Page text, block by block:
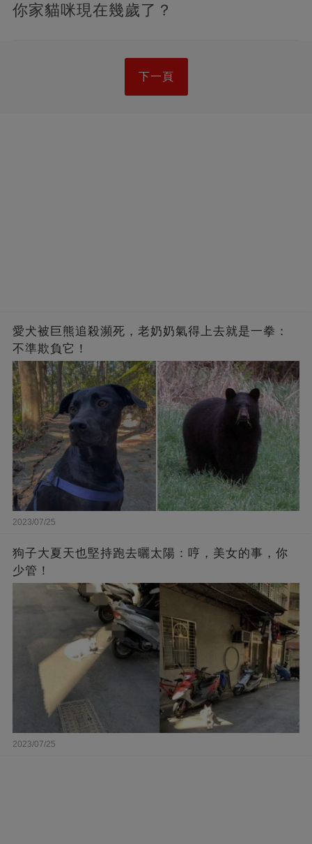
你家貓咪現在幾歲了？
下一頁
愛犬被巨熊追殺瀕死，老奶奶氣得上去就是一拳：
不準欺負它！
2023/07/25
狗子大夏天也堅持跑去曬太陽：哼，美女的事，你
少管！
2023/07/25